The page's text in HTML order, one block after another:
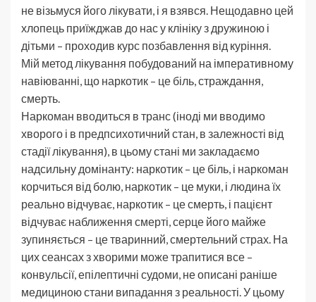
не візьмуся його лікувати, і я взявся. Нещодавно цей
хлопець приїжджав до нас у клініку з дружиною і
дітьми – проходив курс позбавлення від куріння.
Мій метод лікування побудований на імперативному
навіюванні, що наркотик – це біль, страждання,
смерть.
Наркоман вводиться в транс (іноді ми вводимо
хворого і в предпсихотичний стан, в залежності від
стадії лікування), в цьому стані ми закладаємо
надсильну домінанту: наркотик – це біль, і наркоман
корчиться від болю, наркотик – це муки, і людина їх
реально відчуває, наркотик – це смерть, і пацієнт
відчуває наближення смерті, серце його майже
зупиняється – це тваринний, смертельний страх. На
цих сеансах з хворими може трапитися все –
конвульсії, епілептичні судоми, не описані раніше
медициною стани випадання з реальності. У цьому